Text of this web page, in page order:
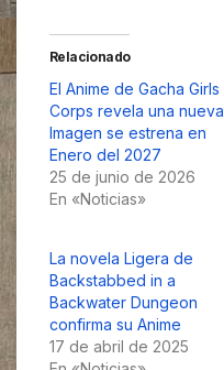
Relacionado
El Anime de Gacha Girls
Corps revela una nueva
Imagen se estrena en
Enero del 2027
25 de junio de 2026
En «Noticias»
La novela Ligera de
Backstabbed in a
Backwater Dungeon
confirma su Anime
17 de abril de 2025